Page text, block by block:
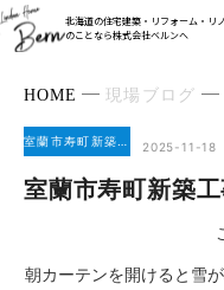
北海道の住宅建築・リフォーム・リ
のことなら株式会社ベルンへ
HOME 現場ブログ
室蘭市寿町新築工事 2025-11-18
室蘭市寿町新築
朝カーテンを開けると雪